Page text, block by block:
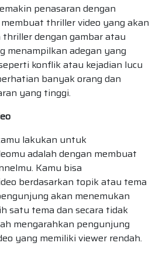
penasaran dengan
thriller video yang akan
dengan gambar atau
menampilkan adegan yang
konflik atau kejadian lucu
banyak orang dan
yang tinggi.
lakukan untuk
adalah dengan membuat
Kamu bisa
berdasarkan topik atau tema
akan menemukan
satu tema dan secara tidak
mengarahkan pengunjung
yang memiliki viewer rendah.